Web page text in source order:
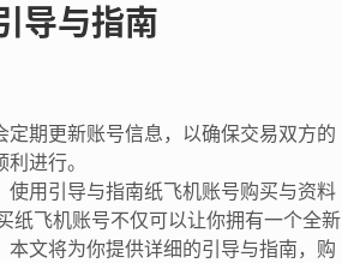
导与指南
期更新账号信息，以确保交易双方的
进行。
用引导与指南纸飞机账号购买与资料
纸飞机账号不仅可以让你拥有一个全新
文将为你提供详细的引导与指南，购